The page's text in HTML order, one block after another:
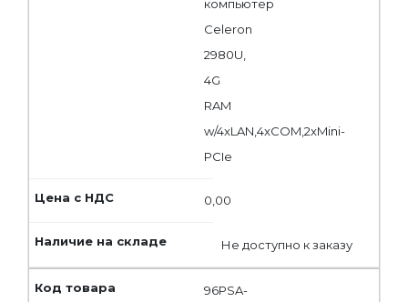
компьютер
Celeron
2980U,
4G
RAM
w/4xLAN,4xCOM,2xMini-
PCIe
0,00
Не доступно к заказу
96PSA-